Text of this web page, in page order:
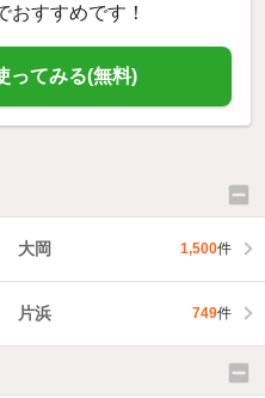
おすすめです！
ってみる(無料)
大岡 1,500件
片浜 749件